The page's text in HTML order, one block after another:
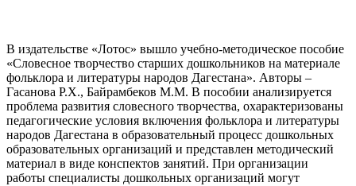
В издательстве «Лотос» вышло учебно-методическое пособие
«Словесное творчество старших дошкольников на материале
фольклора и литературы народов Дагестана». Авторы –
Гасанова Р.Х., Байрамбеков М.М. В пособии анализируется
проблема развития словесного творчества, охарактеризованы
педагогические условия включения фольклора и литературы
народов Дагестана в образовательный процесс дошкольных
образовательных организаций и представлен методический
материал в виде конспектов занятий. При организации
работы специалисты дошкольных организаций могут